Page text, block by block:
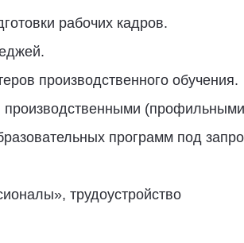
рабочих кадров.
производственного обучения.
программ под
трудоустройство